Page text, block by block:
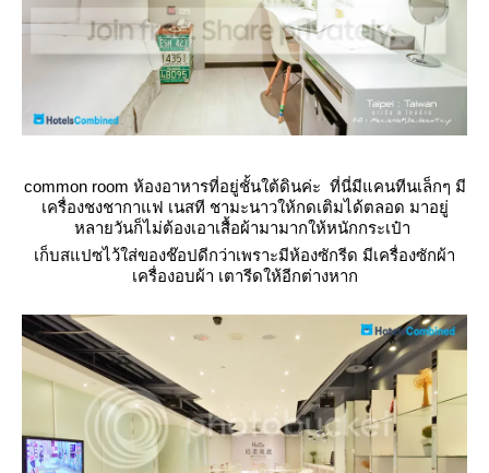
common room ห้องอาหารที่อยู่ชั้นใต้ดินค่ะ ที่นี่มีแคนทีนเล็กๆ มี
เครื่องชงชากาแฟ เนสที ชามะนาวให้กดเติมได้ตลอด มาอยู่
หลายวันก็ไม่ต้องเอาเสื้อผ้ามามากให้หนักกระเป๋า
เก็บสแปซไว้ใส่ของช๊อปดีกว่าเพราะมีห้องซักรีด มีเครื่องซักผ้า
เครื่องอบผ้า เตารีดให้อีกต่างหาก